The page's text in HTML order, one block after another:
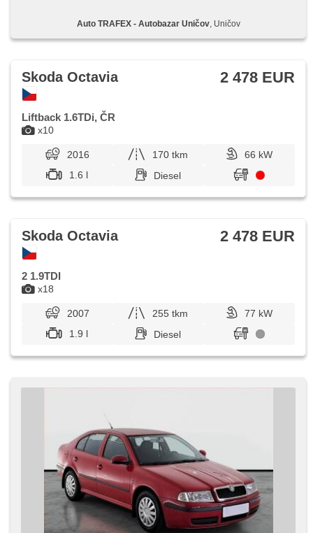
Auto TRAFEX - Autobazar Uničov, Uničov
x10
Skoda Octavia 2 478 EUR
Liftback 1.6TDi, ČR
2016 170 tkm
66 kW
1.6 l
Diesel
x18
Skoda Octavia 2 478 EUR
2 1.9TDI
2007 255 tkm
77 kW
1.9 l
Diesel